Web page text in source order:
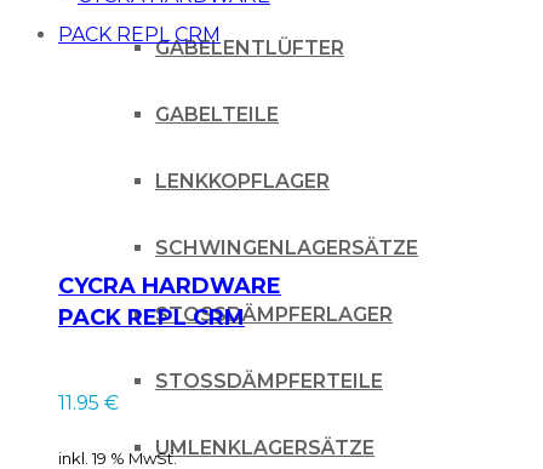
GABELENTLÜFTER
GABELTEILE
LENKKOPFLAGER
SCHWINGENLAGERSÄTZE
STOSSDÄMPFERLAGER
STOSSDÄMPFERTEILE
UMLENKLAGERSÄTZE
CYCRA HARDWARE
PACK REPL CRM
11.95 €
inkl. 19 % MwSt.